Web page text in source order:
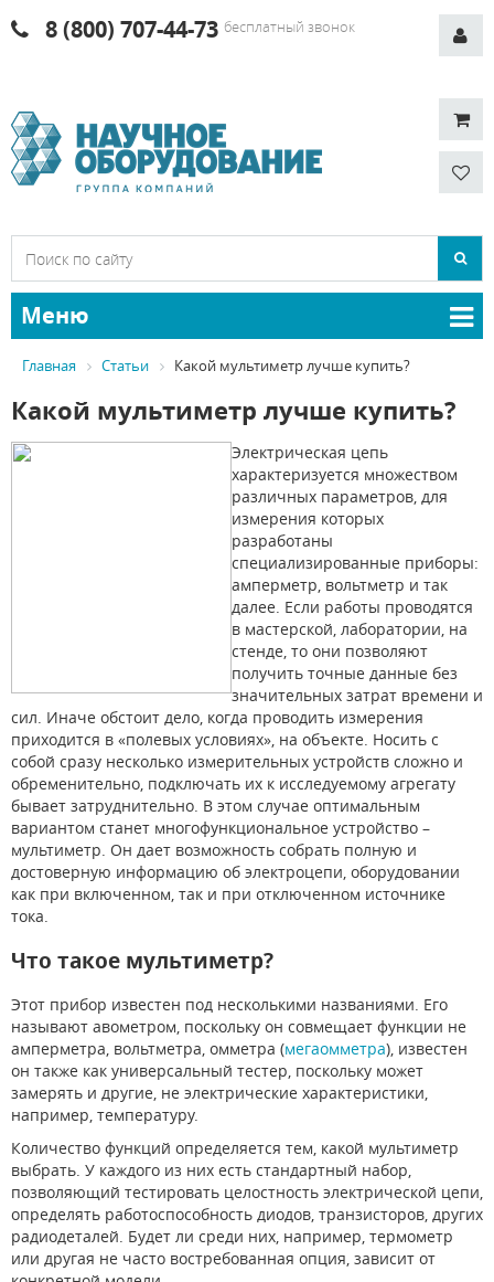
8 (800) 707-44-73 бесплатный звонок
Меню
Главная Статьи Какой мультиметр лучше купить?
Какой мультиметр лучше купить?
Электрическая цепь
характеризуется множеством
различных параметров, для
измерения которых
разработаны
специализированные приборы:
амперметр, вольтметр и так
далее. Если работы проводятся
в мастерской, лаборатории, на
стенде, то они позволяют
получить точные данные без
значительных затрат времени и
сил. Иначе обстоит дело, когда проводить измерения
приходится в «полевых условиях», на объекте. Носить с
собой сразу несколько измерительных устройств сложно и
обременительно, подключать их к исследуемому агрегату
бывает затруднительно. В этом случае оптимальным
вариантом станет многофункциональное устройство –
мультиметр. Он дает возможность собрать полную и
достоверную информацию об электроцепи, оборудовании
как при включенном, так и при отключенном источнике
тока.
Что такое мультиметр?
Этот прибор известен под несколькими названиями. Его
называют авометром, поскольку он совмещает функции не
амперметра, вольтметра, омметра (мегаомметра), известен
он также как универсальный тестер, поскольку может
замерять и другие, не электрические характеристики,
например, температуру.
Количество функций определяется тем, какой мультиметр
выбрать. У каждого из них есть стандартный набор,
позволяющий тестировать целостность электрической цепи,
определять работоспособность диодов, транзисторов, других
радиодеталей. Будет ли среди них, например, термометр
или другая не часто востребованная опция, зависит от